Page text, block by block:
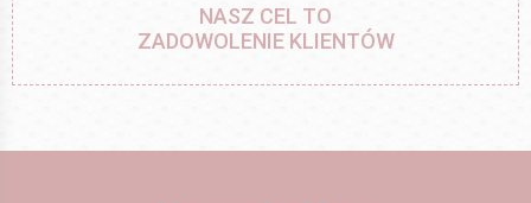
NASZ CEL TO
ZADOWOLENIE KLIENTÓW